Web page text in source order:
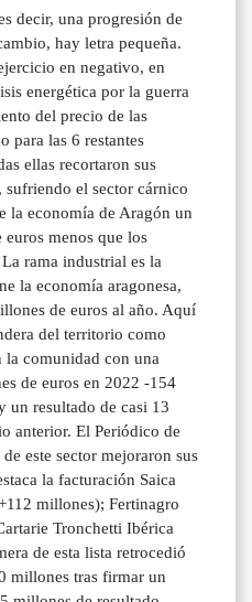
decir, una progresión de
hay letra pequeña.
en negativo, en
energética por la guerra
del precio de las
para las 6 restantes
ellas recortaron sus
sufriendo el sector cárnico
la economía de Aragón un
menos que los
rama industrial es la
la economía aragonesa,
de euros al año. Aquí
del territorio como
la comunidad con una
de euros en 2022 -154
un resultado de casi 13
anterior. El Periódico de
este sector mejoraron sus
la facturación Saica
millones); Fertinagro
Tronchetti Ibérica
de esta lista retrocedió
millones tras firmar un